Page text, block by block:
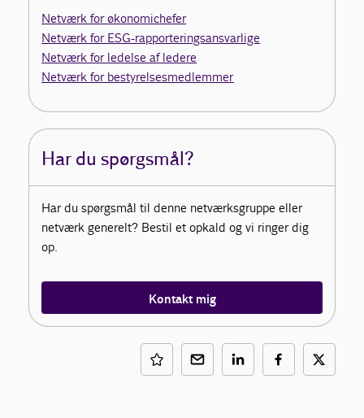
Netværk for økonomichefer
Netværk for ESG-rapporteringsansvarlige
Netværk for ledelse af ledere
Netværk for bestyrelsesmedlemmer
Har du spørgsmål?
Har du spørgsmål til denne netværksgruppe eller
netværk generelt? Bestil et opkald og vi ringer dig
op.
Kontakt mig